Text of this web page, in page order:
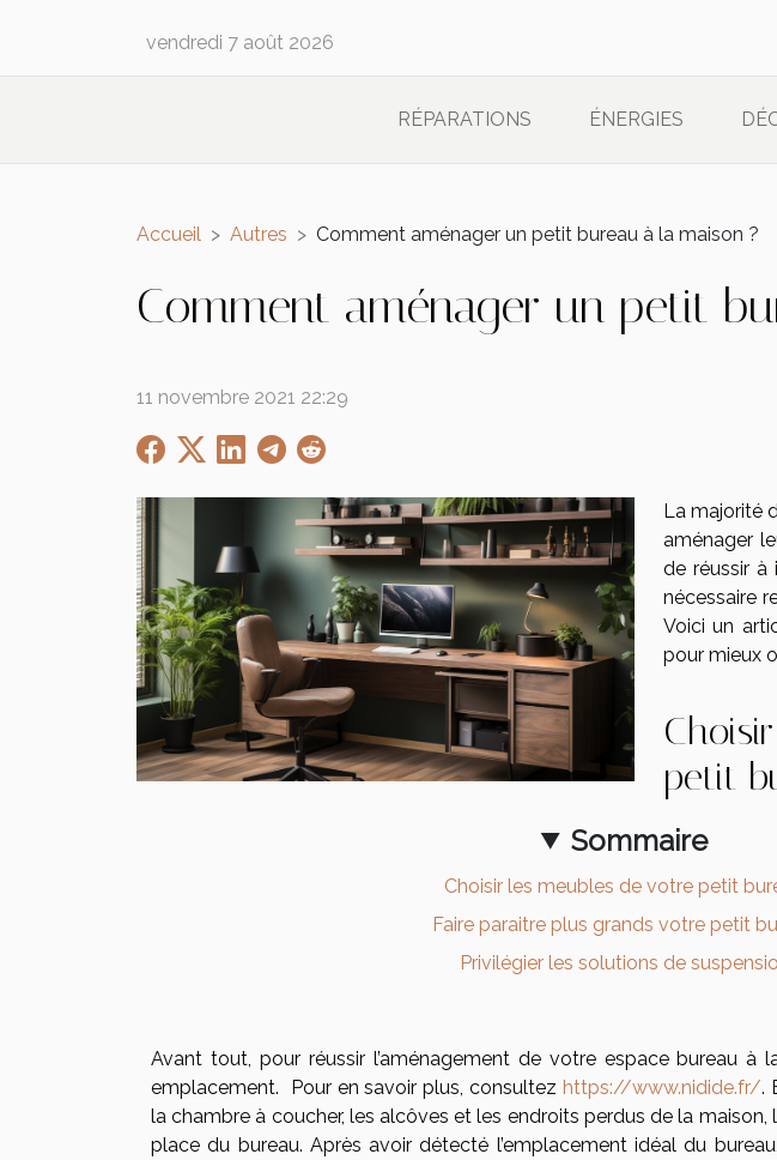
vendredi 7 août 2026
RÉPARATIONS ÉNERGIES
Accueil Autres Comment aménager un petit bureau à la maison ?
Comment aménager un petit
11 novembre 2021 22:29
Sommaire
Choisir les meubles de votre petit
Faire paraitre plus grands votre petit
Privilégier les solutions de
La majorité
aménager
de réussir
nécessaire
Voici un
pour mieux
petit
Avant tout, pour réussir l’aménagement de votre espace bureau à
emplacement. Pour en savoir plus, consultez https://www.nidide.fr/.
la chambre à coucher, les alcôves et les endroits perdus de la
place du bureau. Après avoir détecté l’emplacement idéal du